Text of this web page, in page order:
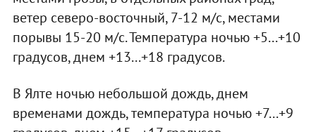
ветер северо-восточный, 7-12 м/с, местами
порывы 15-20 м/с. Температура ночью +5...+10
градусов, днем +13...+18 градусов.
В Ялте ночью небольшой дождь, днем
временами дождь, температура ночью +7...+9